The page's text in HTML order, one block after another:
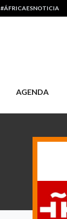
#ÁFRICAESNOTICIA
AGENDA